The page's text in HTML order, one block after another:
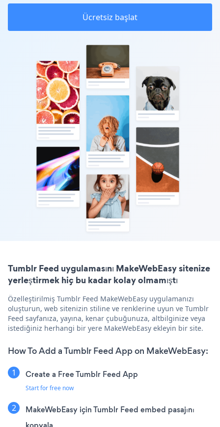
Ücretsiz başlat
Tumblr Feed uygulamasını MakeWebEasy sitenize
yerleştirmek hiç bu kadar kolay olmamıştı
Özelleştirilmiş Tumblr Feed MakeWebEasy uygulamanızı
oluşturun, web sitenizin stiline ve renklerine uyun ve Tumblr
Feed sayfanıza, yayına, kenar çubuğunuza, altbilginize veya
istediğiniz herhangi bir yere MakeWebEasy ekleyin bir site.
How To Add a Tumblr Feed App on MakeWebEasy:
Create a Free Tumblr Feed App
Start for free now
MakeWebEasy için Tumblr Feed embed pasajını